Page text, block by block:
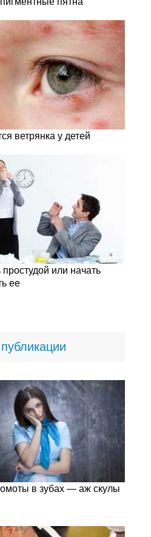
ветрянка у детей
простудой или начать
ее
в зубах — аж скулы